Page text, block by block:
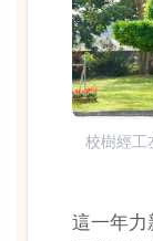
校樹經工
這一年力